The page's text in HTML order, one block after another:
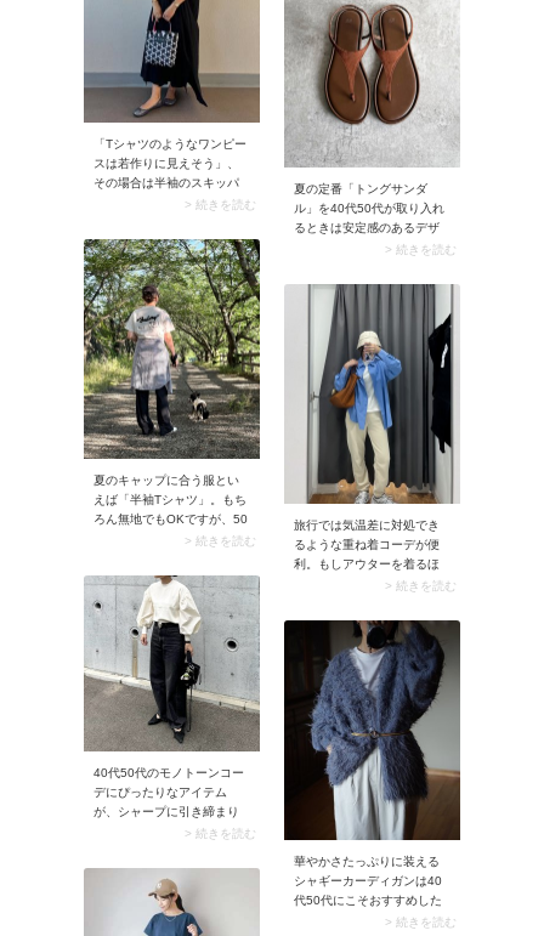
ダルに馴染みます。サマに
なるカジュアルコーデが即
完成しますよ。
「Tシャツのようなワンピー
スは若作りに見えそう」、
その場合は半袖のスキッパ
ーワンピースがイチ押し。
れているため50代にぴった
りマッチする上に、肌離れ
もいいですよ。サッとかぶ
るだけでOKなので時短でコ
ーデが完成します。
> 続きを読む
夏の定番「トングサンダ
ル」を40代50代が取り入れ
るときは安定感のあるデザ
インを選びましょう。バッ
部分が広いもの、リカバリ
ーサンダルなどがおすす
め。加えて、きれいめ感を
意識するのもコツ。例えば
素材はレザーやフェイクレ
ザー、色は基本カラーを選
ぶとビーチサンダルっぽさ
が消えて、大人の装いにハ
マります。
> 続きを読む
夏のキャップに合う服とい
えば「半袖Tシャツ」。もち
ろん無地でもOKですが、50
代には「ロゴ入り・ボーダ
キイキと元気な印象に見え
るのでおすすめ。黒パンツ
に合わせるとコーデが引き
締まり、大人っぽく着こな
せます。
> 続きを読む
旅行では気温差に対処でき
るような重ね着コーデが便
利。もしアウターを着るほ
どでもない気温なら、「長
て。Tシャツなどプルオーバ
ーに羽織るだけで温度調節
しやすく、またクリーンに
決まるので40代50代にぴっ
たり。前を閉めれば長袖シ
ャツとしてコーデできるの
で、1枚あればフル活用でき
ますよ。
> 続きを読む
40代50代のモノトーンコー
デにぴったりなアイテム
が、シャープに引き締まり
モードな雰囲気を添える黒
感のある白のニットを合わ
せれば、頑張りすぎないの
にしっかり着映えるスタイ
ルが完成します。さらに黒
> 続きを読む
華やかさたっぷりに装える
シャギーカーディガンは40
代50代にこそおすすめした
い旬アイテム。ダスティブ
> 続きを読む